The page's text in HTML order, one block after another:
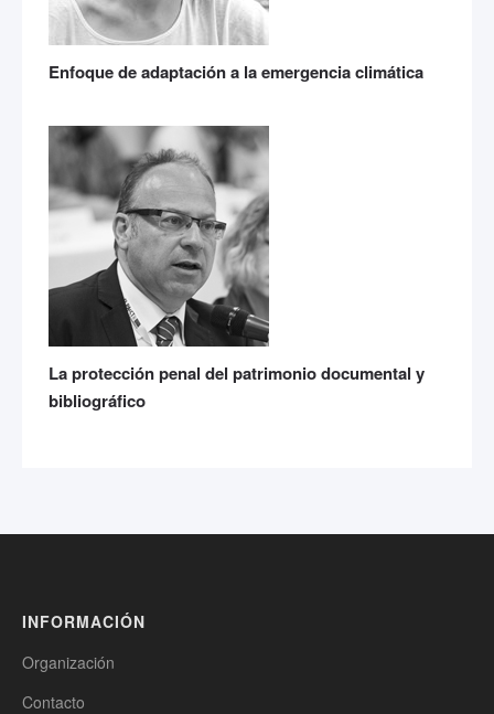
Enfoque de adaptación a la emergencia climática
La protección penal del patrimonio documental y
bibliográfico
INFORMACIÓN
Organización
Contacto